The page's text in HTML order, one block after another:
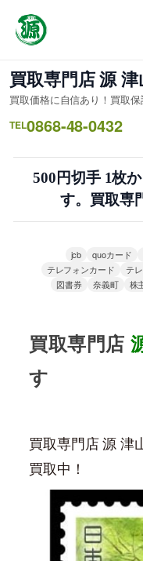
ス
キ
ッ
プ
買取専門店 源
買取価格に自信あり！買取保
TEL0868-48-0432
500円切手 1枚
す。買取専
jcb quoカード
テレフォンカード
テ
図書券
奈義町 株
買取専門店
す
買取専門店 源 津
買取中！